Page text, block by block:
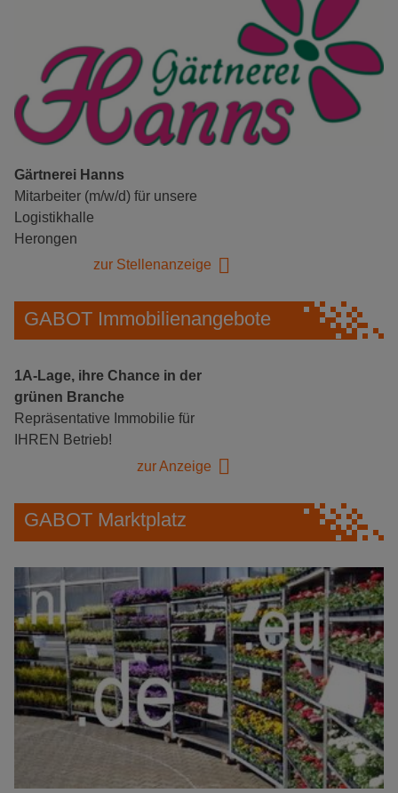
Gärtnerei Hanns
Mitarbeiter (m/w/d) für unsere
Logistikhalle
Herongen
zur Stellenanzeige
GABOT Immobilienangebote
1A-Lage, ihre Chance in der
grünen Branche
Repräsentative Immobilie für
IHREN Betrieb!
zur Anzeige
GABOT Marktplatz